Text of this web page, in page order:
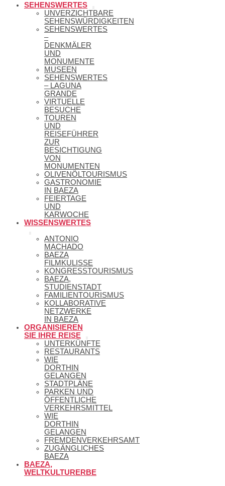
SEHENSWERTES
UNVERZICHTBARE
SEHENSWÜRDIGKEITEN
SEHENSWERTES
–
DENKMÄLER
UND
MONUMENTE
MUSEEN
SEHENSWERTES
– LAGUNA
GRANDE
VIRTUELLE
BESUCHE
TOUREN
UND
REISEFÜHRER
ZUR
BESICHTIGUNG
VON
MONUMENTEN
OLIVENÖLTOURISMUS
GASTRONOMIE
IN BAEZA
FEIERTAGE
UND
KARWOCHE
WISSENSWERTES
ANTONIO
MACHADO
BAEZA
FILMKULISSE
KONGRESSTOURISMUS
BAEZA,
STUDIENSTADT
FAMILIENTOURISMUS
KOLLABORATIVE
NETZWERKE
IN BAEZA
ORGANISIEREN
SIE IHRE REISE
UNTERKÜNFTE
RESTAURANTS
WIE
DORTHIN
GELANGEN
STADTPLÄNE
PARKEN UND
ÖFFENTLICHE
VERKEHRSMITTEL
WIE
DORTHIN
GELANGEN
FREMDENVERKEHRSAMT
ZUGÄNGLICHES
BAEZA
BAEZA,
WELTKULTURERBE